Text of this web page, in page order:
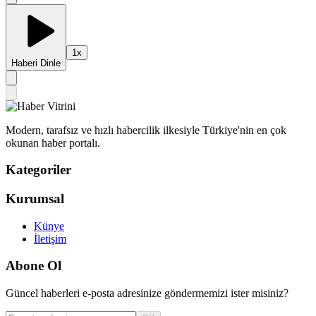
Haberi Dinle
1x
Modern, tarafsız ve hızlı habercilik ilkesiyle Türkiye'nin en çok
okunan haber portalı.
Kategoriler
Kurumsal
Künye
İletişim
Abone Ol
Güncel haberleri e-posta adresinize göndermemizi ister misiniz?